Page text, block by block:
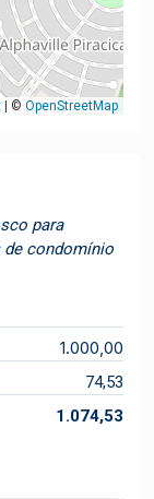
© OpenStreetMap
para
de condomínio
1.000,00
74,53
1.074,53